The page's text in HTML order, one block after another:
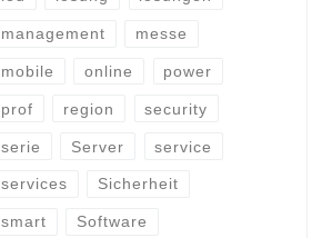
management messe
mobile online power
prof region security
serie Server service
services Sicherheit
smart Software